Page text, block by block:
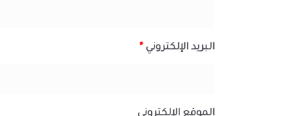
البريد الإلكتروني *